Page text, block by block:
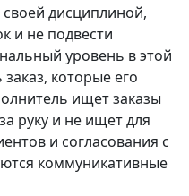
дисциплиной,
и не подвести
уровень в этой
которые его
ищет заказы
руку и не ищет для
и согласования с
коммуникативные